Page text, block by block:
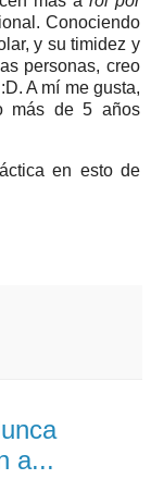
Conociendo
y su timidez y
personas, creo
A mí me gusta,
más de 5 años
en esto de
a...